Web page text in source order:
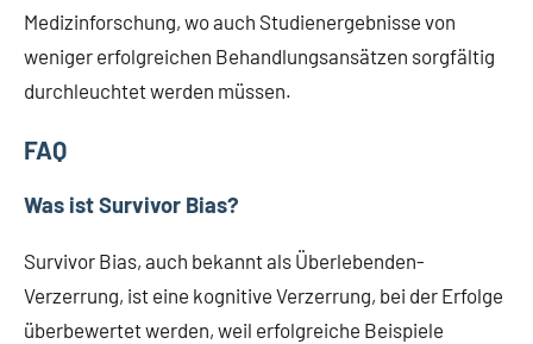
Medizinforschung, wo auch Studienergebnisse von
weniger erfolgreichen Behandlungsansätzen sorgfältig
durchleuchtet werden müssen.
FAQ
Was ist Survivor Bias?
Survivor Bias, auch bekannt als Überlebenden-
Verzerrung, ist eine kognitive Verzerrung, bei der Erfolge
überbewertet werden, weil erfolgreiche Beispiele